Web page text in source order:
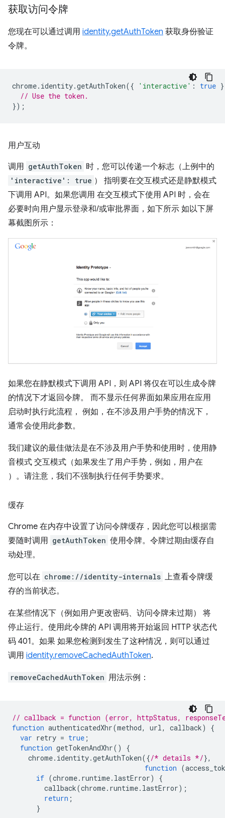
获取访问令牌
您现在可以通过调用 identity.getAuthToken 获取身份验证
令牌。
chrome. identity.getAuthToken({ 'interactive' : true
// Use the token.
});
用户互动
调用 getAuthToken 时，您可以传递一个标志（上例中的
'interactive': true ） 指明要在交互模式还是静默模式
下调用 API。如果您调用 在交互模式下使用 API 时，会在
必要时向用户显示登录和/或审批界面，如下所示 如以下屏
幕截图所示：
如果您在静默模式下调用 API，则 API 将仅在可以生成令牌
的情况下才返回令牌。 而不显示任何界面如果应用在应用
启动时执行此流程， 例如，在不涉及用户手势的情况下，
通常会使用此参数。
我们建议的最佳做法是在不涉及用户手势和使用时，使用静
音模式 交互模式（如果发生了用户手势，例如，用户在
）。请注意，我们不强制执行任何手势要求。
缓存
Chrome 在内存中设置了访问令牌缓存，因此您可以根据需
要随时调用 getAuthToken 使用令牌。令牌过期由缓存自
动处理。
您可以在 chrome://identity-internals 上查看令牌缓
存的当前状态。
在某些情况下（例如用户更改密码、访问令牌未过期） 将
停止运行。使用此令牌的 API 调用将开始返回 HTTP 状态代
码 401。如果 如果您检测到发生了这种情况，则可以通过
调用 identity.removeCachedAuthToken.
removeCachedAuthToken 用法示例：
// callback = function (error, httpStatus,
function authenticatedXhr(method, url, callback)
{
var retry = true ;
function getTokenAndXhr()
{
chrome. identity.getAuthToken({/* details */},
function (
if (chrome. runtime. lastError)
{
callback(chrome. runtime. lastError);
return ;
}